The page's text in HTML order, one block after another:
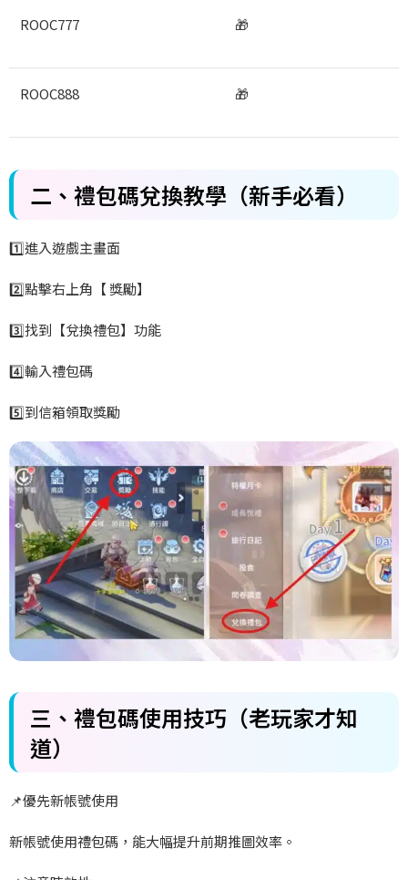
ROOC777 🎁
ROOC888 🎁
二、 禮包碼兌換教學（新手必看）
1️進入遊戲主畫面
2️點擊右上角【獎勵】
3️找到【兌換禮包】功能
4️輸入禮包碼
5️到信箱領取獎勵
三、 禮包碼使用技巧（老玩家才知
道）
📌優先新帳號使用
新帳號使用禮包碼，能大幅提升前期推圖效率。